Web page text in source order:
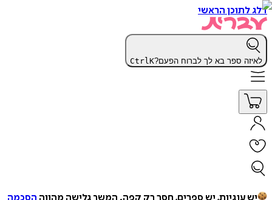
דלג לתוכן הראשי
לאיזה ספר בא לך לברוח הפעם? CtrlK